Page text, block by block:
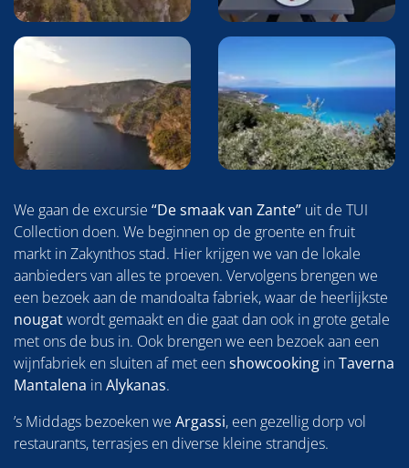
We gaan de excursie “De smaak van Zante” uit de TUI
Collection doen. We beginnen op de groente en fruit
markt in Zakynthos stad. Hier krijgen we van de lokale
aanbieders van alles te proeven. Vervolgens brengen we
een bezoek aan de mandoalta fabriek, waar de heerlijkste
nougatwordt gemaakt en die gaat dan ook in grote getale
met ons de bus in. Ook brengen we een bezoek aan een
wijnfabriek en sluiten af met eenshowcooking inTaverna
Mantalena inAlykanas.
’s Middags bezoeken we Argassi, een gezellig dorp vol
restaurants, terrasjes en diverse kleine strandjes.